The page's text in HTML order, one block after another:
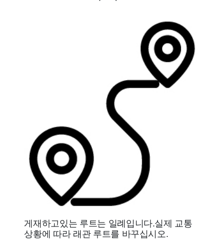
게재하고있는 루트는 일례입니다.실제 교통
상황에 따라 래관 루트를 바꾸십시오.